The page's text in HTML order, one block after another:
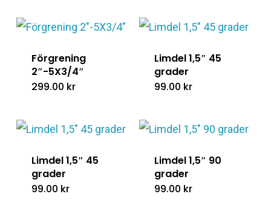
Förgrening
2″-5X3/4″
299.00 kr
Limdel 1,5″ 45
grader
99.00 kr
Limdel 1,5″ 45
grader
99.00 kr
Limdel 1,5″ 90
grader
99.00 kr